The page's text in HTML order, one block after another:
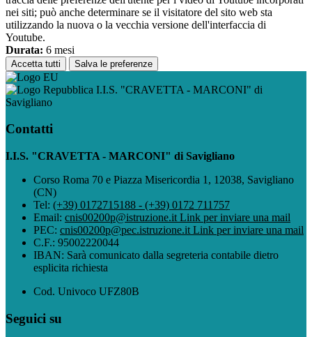
nei siti; può anche determinare se il visitatore del sito web sta
utilizzando la nuova o la vecchia versione dell'interfaccia di
Youtube.
Durata: 6 mesi
Accetta tutti Salva le preferenze
I.I.S. "CRAVETTA - MARCONI" di
Savigliano
Contatti
I.I.S. "CRAVETTA - MARCONI" di Savigliano
Corso Roma 70 e Piazza Misericordia 1, 12038, Savigliano
(CN)
Tel: (+39) 0172715188 - (+39) 0172 711757
Email: cnis00200p@istruzione.it Link per inviare una mail
PEC: cnis00200p@pec.istruzione.it Link per inviare una mail
C.F.: 95002220044
IBAN: Sarà comunicato dalla segreteria contabile dietro
esplicita richiesta
Cod. Univoco UFZ80B
Seguici su